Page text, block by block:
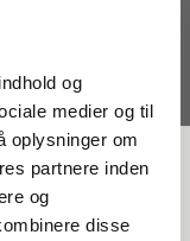
og
medier og til
oplysninger om
partnere inden
og
disse